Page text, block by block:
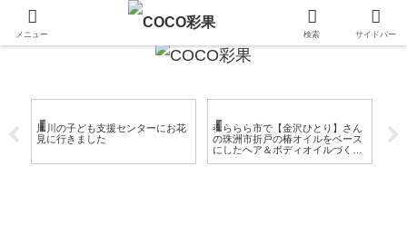
金沢 加賀 能登のおいしいもの
こと 日々のこと
犀川の子ども支援センターにお花
見に行きました
日々のこと
春ららら市で【金沢ひとり】さん
の珠洲市折戸の椿オイルをベース
にしたヘア＆ボディオイルづくり
業
は
メニュー 検索 サイドバー